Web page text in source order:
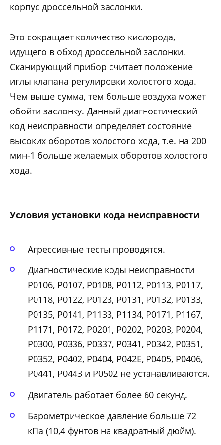
корпус дроссельной заслонки.
Это сокращает количество кислорода,
идущего в обход дроссельной заслонки.
Сканирующий прибор считает положение
иглы клапана регулировки холостого хода.
Чем выше сумма, тем больше воздуха может
обойти заслонку. Данный диагностический
код неисправности определяет состояние
высоких оборотов холостого хода, т.е. на 200
мин-1 больше желаемых оборотов холостого
хода.
Условия установки кода неисправности
Агрессивные тесты проводятся.
Диагностические коды неисправности
Р0106, Р0107, Р0108, Р0112, Р0113, Р0117,
Р0118, Р0122, Р0123, Р0131, Р0132, Р0133,
Р0135, Р0141, Р1133, Р1134, Р0171, Р1167,
Р1171, Р0172, Р0201, Р0202, Р0203, Р0204,
Р0300, Р0336, Р0337, Р0341, Р0342, Р0351,
Р0352, Р0402, Р0404, Р042Е, Р0405, Р0406,
Р0441, Р0443 и Р0502 не устанавливаются.
Двигатель работает более 60 секунд.
Барометрическое давление больше 72
кПа (10,4 фунтов на квадратный дюйм).